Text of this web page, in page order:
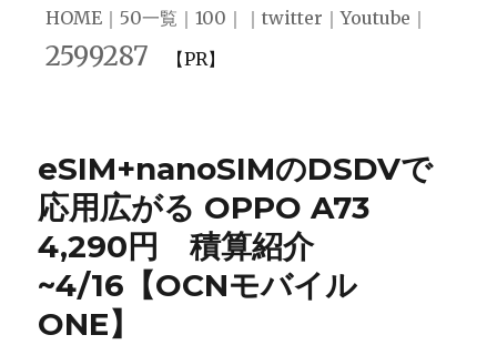
HOME ｜ 50一覧 ｜100 ｜｜twitter ｜Youtube ｜
2599287 【PR】
eSIM+nanoSIMのDSDVで
応用広がる OPPO A73
4,290円 積算紹介
~4/16【OCNモバイル
ONE】